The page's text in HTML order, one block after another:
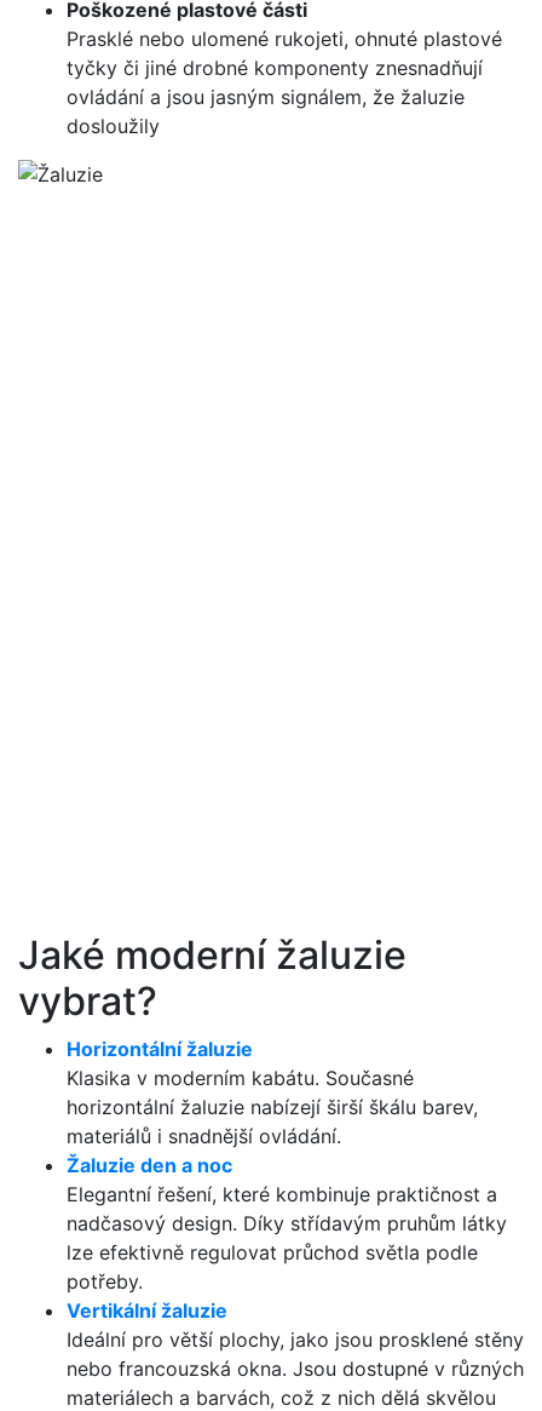
Poškozené plastové části
Prasklé nebo ulomené rukojeti, ohnuté plastové
tyčky či jiné drobné komponenty znesnadňují
ovládání a jsou jasným signálem, že žaluzie
dosloužily
Jaké moderní žaluzie
vybrat?
Horizontální žaluzie
Klasika v moderním kabátu. Současné
horizontální žaluzie nabízejí širší škálu barev,
materiálů i snadnější ovládání.
Žaluzie den a noc
Elegantní řešení, které kombinuje praktičnost a
nadčasový design. Díky střídavým pruhům látky
lze efektivně regulovat průchod světla podle
potřeby.
Vertikální žaluzie
Ideální pro větší plochy, jako jsou prosklené stěny
nebo francouzská okna. Jsou dostupné v různých
materiálech a barvách, což z nich dělá skvělou